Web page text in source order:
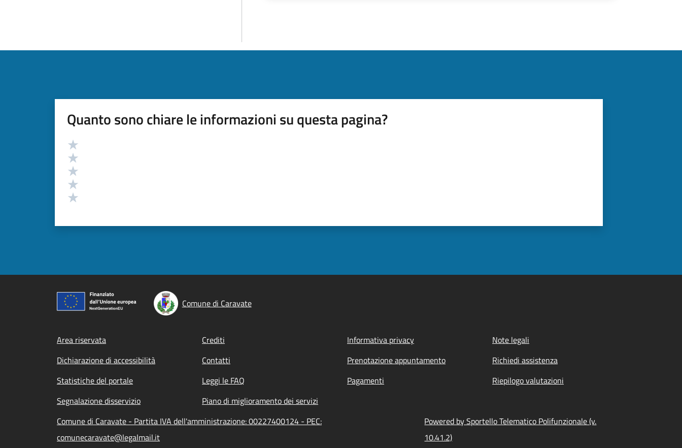
Quanto sono chiare le informazioni su questa pagina?
Valutazione
Comune di Caravate
Footer menu
Area riservata Crediti Informativa privacy
Note legali
Dichiarazione di accessibilità
Contatti Prenotazione appuntamento
Richiedi assistenza
Statistiche del portale
Leggi le FAQ Pagamenti
Riepilogo valutazioni
Segnalazione disservizio
Piano di miglioramento dei servizi
Comune di Caravate - Partita IVA dell'amministrazione: 00227400124 - PEC:
comunecaravate@legalmail.it
Powered by Sportello Telematico Polifunzionale (v.
10.41.2)